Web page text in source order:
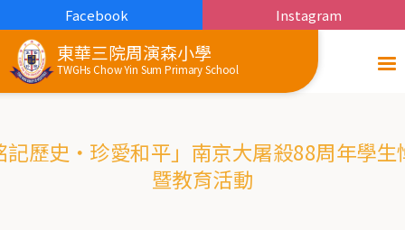
東華三院周演森小學
TWGHs Chow Yin Sum Primary School
Facebook Instagram
記歷史・珍愛和平」南京大屠殺88周年學生
暨教育活動